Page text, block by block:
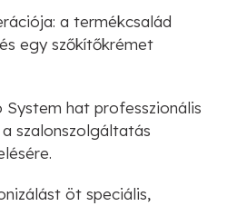
a termékcsalád
egy szőkítőkrémet
System hat professzionális
szalonszolgáltatás
öt speciális,